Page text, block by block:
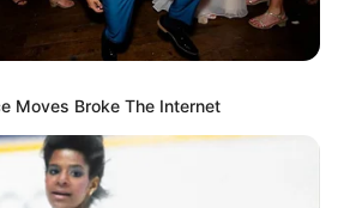
Moves Broke The Internet